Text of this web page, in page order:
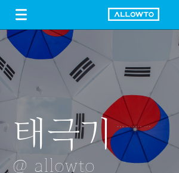
FREE DOWNLOAD GUIDE
태극기
@ allowto
미스티블루
@ allowto
감시카메라
@ allowto
짤린 대나
@ allowto